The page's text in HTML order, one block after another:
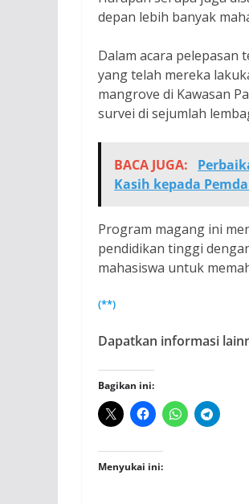
depan lebih banyak
Dalam acara
yang telah mereka
mangrove di Kawasan
survei di sejumlah
BACA JUGA:
Kasih kepada
Program magang ini
pendidikan tinggi
mahasiswa untuk
(**)
Dapatkan informasi
Bagikan ini:
Menyukai ini: